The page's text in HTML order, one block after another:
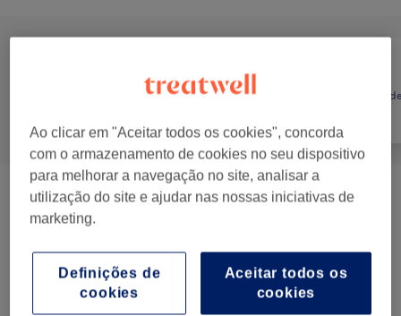
Cabeleireiro e
Tratamento
Secagem (3) desde € 10
Cabeludo (11)
desde € 4
Coloração (3) desde € 20
Ao clicar em "Aceitar todos os cookies", concorda
com o armazenamento de cookies no seu dispositivo
para melhorar a navegação no site, analisar a
utilização do site e ajudar nas nossas iniciativas de
marketing.
Aceitar todos os
cookies
Definições de
cookies